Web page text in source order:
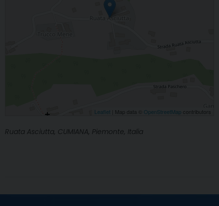
Leaflet | Map data © OpenStreetMap contributors
Ruata Asciutta, CUMIANA, Piemonte, Italia